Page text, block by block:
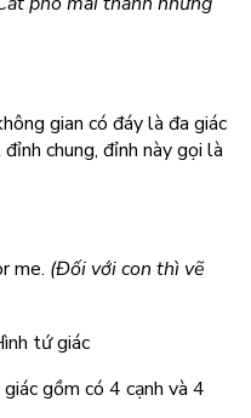
gian có đáy là đa giác
chung, đỉnh này gọi là
me. (Đối với con thì vẽ
tứ giác
gồm có 4 cạnh và 4